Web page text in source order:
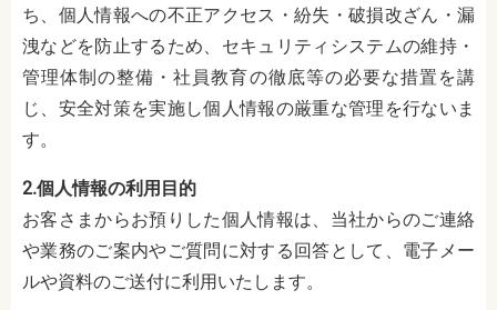
生活
ち、個人情報への不正アクセス・紛失・破損改ざん・漏
洩などを防止するため、セキュリティシステムの維持・
管理体制の整備・社員教育の徹底等の必要な措置を講
じ、安全対策を実施し個人情報の厳重な管理を行ないま
す。
2.個人情報の利用目的
お客さまからお預りした個人情報は、当社からのご連絡
や業務のご案内やご質問に対する回答として、電子メー
ルや資料のご送付に利用いたします。